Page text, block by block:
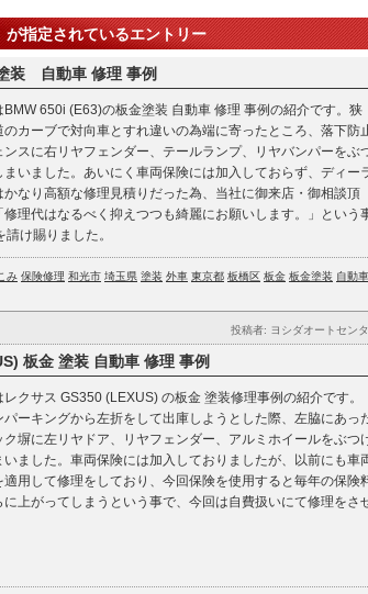
指定されているエントリー
装 自動車 修理 事例
BMW 650i (E63)の板金塗装 自動車 修理 事例の紹介です。狭
のカーブで対向車とすれ違いの為端に寄ったところ、落下防
ンスに右リヤフェンダー、テールランプ、リヤバンパーをぶ
まいました。あいにく車両保険には加入しておらず、ディー
かなり高額な修理見積りだった為、当社に御来店・御相談頂
修理代はなるべく抑えつつも綺麗にお願いします。」という
け賜りました。
み 保険修理 和光市 埼玉県 塗装 外車 東京都 板橋区 板金 板金塗装 自動車
投稿者: ヨシダオートセン
板金 塗装 自動車 修理 事例
レクサス GS350 (LEXUS) の板金 塗装修理事例の紹介です。
パーキングから左折をして出庫しようとした際、左脇にあっ
ク塀に左リヤドア、リヤフェンダー、アルミホイールをぶつ
いました。車両保険には加入しておりましたが、以前にも車
適用して修理をしており、今回保険を使用すると毎年の保険
に上がってしまうという事で、今回は自費扱いにて修理をさ